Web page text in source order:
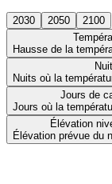
2030 2050
2100
Hausse de la
Nuits où la
Jours de
Jours où la
Élévation
Élévation prévue du